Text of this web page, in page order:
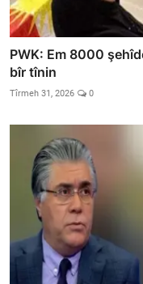
PWK: Em 8000
bîr tînin
Tîrmeh 31, 2026 0